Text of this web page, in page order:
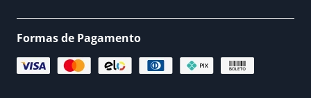
Formas de Pagamento